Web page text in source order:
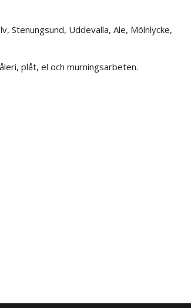
Stenungsund, Uddevalla, Ale, Mölnlycke,
plåt, el och murningsarbeten.